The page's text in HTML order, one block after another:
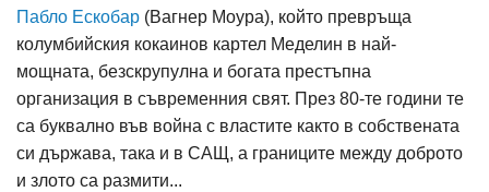
Пабло Ескобар (Вагнер Моура), който превръща
колумбийския кокаинов картел Меделин в най-
мощната, безскрупулна и богата престъпна
организация в съвременния свят. През 80-те години те
са буквално във война с властите както в собствената
си държава, така и в САЩ, а границите между доброто
и злото са размити...